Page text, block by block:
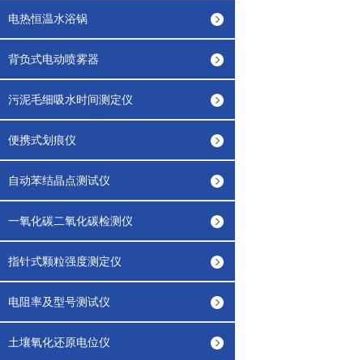
电热恒温水浴锅
背负式电动喷雾器
污泥毛细吸水时间测定仪
便携式划痕仪
自动苯结晶点测试仪
一氧化碳二氧化碳检测仪
指针式颗粒强度测定仪
电阻率及型号测试仪
土壤氧化还原电位仪